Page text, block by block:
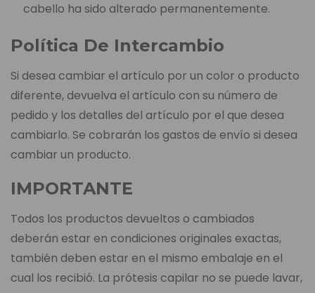
cabello ha sido alterado permanentemente.
Política De Intercambio
Si desea cambiar el artículo por un color o producto
diferente, devuelva el artículo con su número de
pedido y los detalles del artículo por el que desea
cambiarlo. Se cobrarán los gastos de envío si desea
cambiar un producto.
IMPORTANTE
Todos los productos devueltos o cambiados
deberán estar en condiciones originales exactas,
también deben estar en el mismo embalaje en el
cual los recibió. La prótesis capilar no se puede lavar,